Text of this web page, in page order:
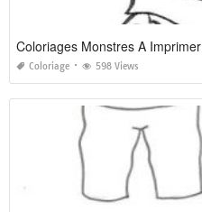
Coloriages Monstres A Imprimer
Coloriage 598 Views